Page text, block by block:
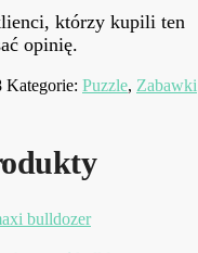
którzy kupili ten
opinię.
Kategorie: Puzzle, Zabawki